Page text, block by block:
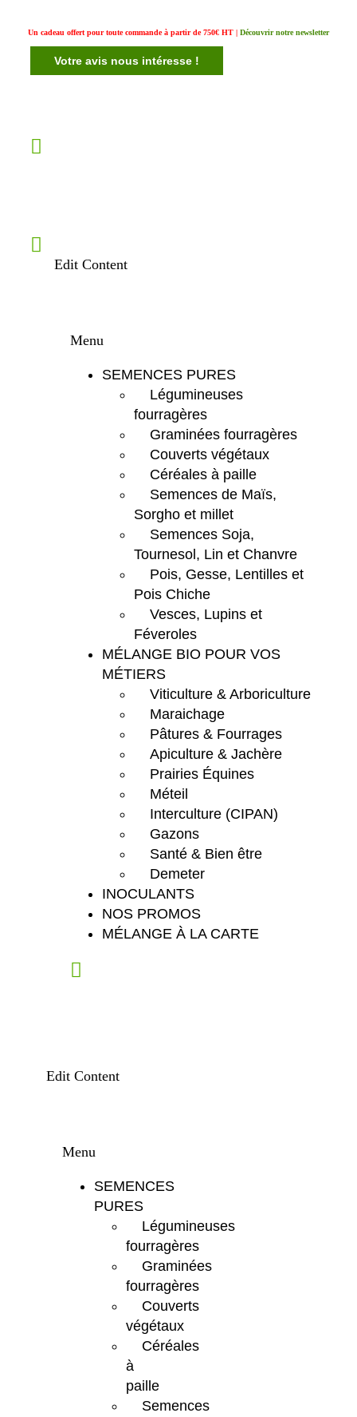
Un cadeau offert pour toute commande à partir de 750€ HT | Découvrir notre newsletter
Votre avis nous intéresse !
Edit Content
Menu
SEMENCES PURES
Légumineuses
fourragères
Graminées fourragères
Couverts végétaux
Céréales à paille
Semences de Maïs,
Sorgho et millet
Semences Soja,
Tournesol, Lin et Chanvre
Pois, Gesse, Lentilles et
Pois Chiche
Vesces, Lupins et
Féveroles
MÉLANGE BIO POUR VOS
MÉTIERS
Viticulture & Arboriculture
Maraichage
Pâtures & Fourrages
Apiculture & Jachère
Prairies Équines
Méteil
Interculture (CIPAN)
Gazons
Santé & Bien être
Demeter
INOCULANTS
NOS PROMOS
MÉLANGE À LA CARTE
Edit Content
Menu
SEMENCES
PURES
Légumineuses
fourragères
Graminées
fourragères
Couverts
végétaux
Céréales
à
paille
Semences